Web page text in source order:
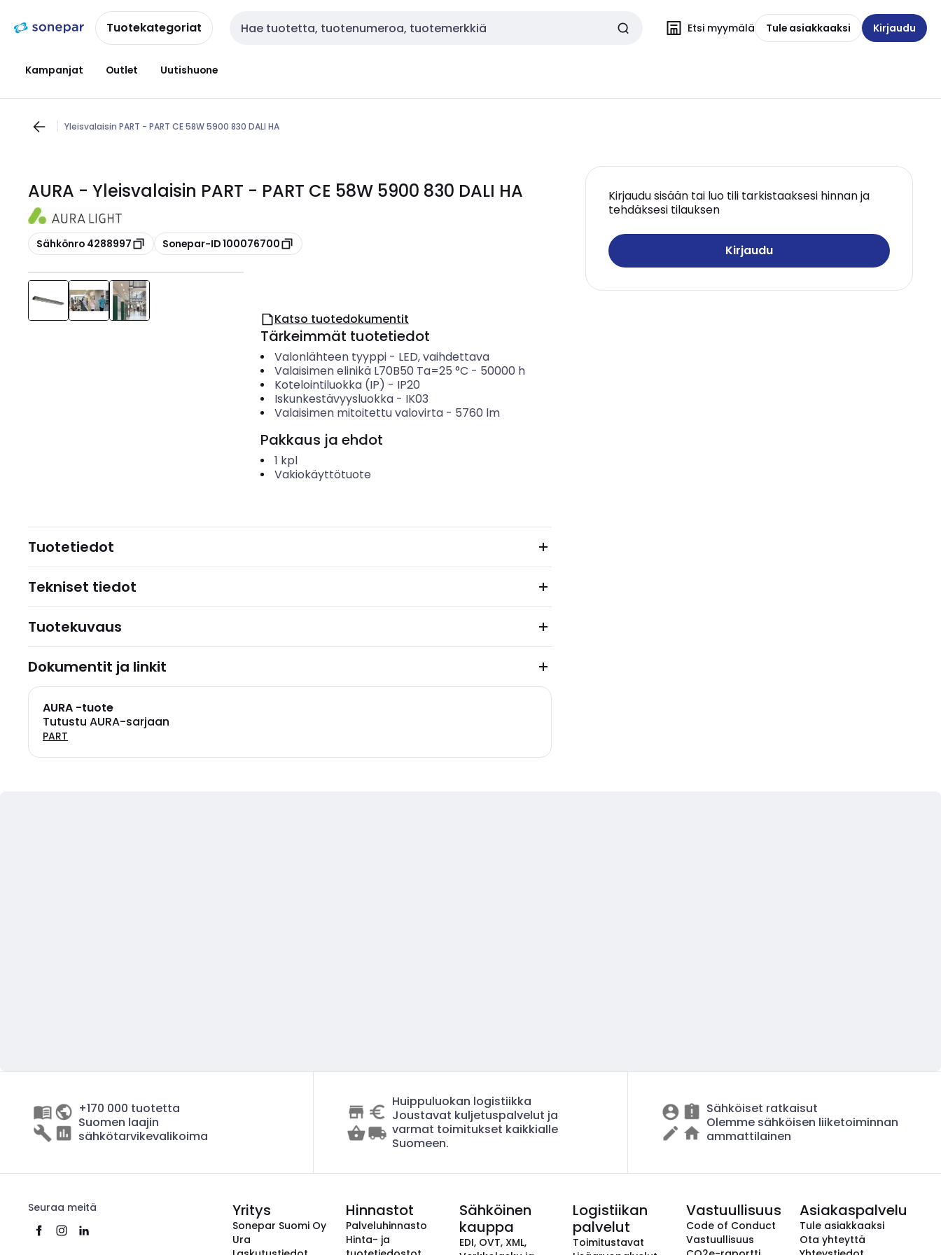
navigointiinsisältöönTuotekategoriat Haku Etsi myymälä Tule asiakkaaksi Kirjaudu
Kampanjat Outlet Uutishuone
Yleisvalaisin PART - PART CE 58W 5900 830 DALI HA
AURA - Yleisvalaisin PART - PART CE 58W 5900 830 DALI HA
Kopioi
Sähkönro 4288997 Kopioi
Sonepar-ID 100076700
Kirjaudu sisään tai luo tili tarkistaaksesi hinnan ja
tehdäksesi tilauksen
Kirjaudu
Katso tuotedokumentit
Tärkeimmät tuotetiedot
Valonlähteen tyyppi- LED, vaihdettava
Valaisimen elinikä L70B50 Ta=25 °C - 50000 h
Kotelointiluokka (IP) - IP20
Iskunkestävyysluokka- IK03
Valaisimen mitoitettu valovirta- 5760 lm
Pakkaus ja ehdot
1 kpl
Vakiokäyttötuote
Tuotetiedot
Tekniset tiedot
Tuotekuvaus
Dokumentit ja linkit
AURA -tuote
Tutustu AURA-sarjaan
PART
+170 000 tuotetta
Suomen laajin
sähkötarvikevalikoima
Huippuluokan logistiikka
Joustavat kuljetuspalvelut ja
varmat toimitukset kaikkialle
Suomeen.
Sähköiset ratkaisut
Olemme sähköisen liiketoiminnan
ammattilainen
Seuraa meitä Yritys
Sonepar Suomi Oy
Ura
Hinnastot
Palveluhinnasto
Hinta- ja
Sähköinen
kauppa
EDI, OVT, XML,
Logistiikan
palvelut
Toimitustavat
Vastuullisuus
Code of Conduct
Vastuullisuus
Asiakaspalvelu
Tule asiakkaaksi
Ota yhteyttä